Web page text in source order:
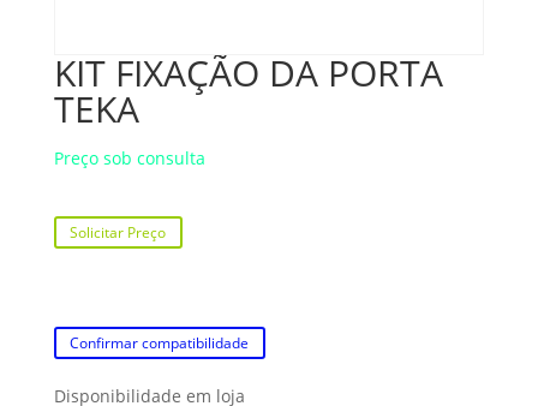
KIT FIXAÇÃO DA PORTA
TEKA
Preço sob consulta
Solicitar Preço
Confirmar compatibilidade
Disponibilidade em loja